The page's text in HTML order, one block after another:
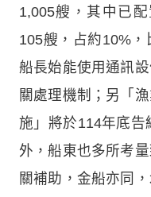
1,005艘，其中已
105艘，占約10%
船長始能使用通訊
關處理機制；另「
施」將於114年底告
外，船東也多所考
關補助，金船亦同